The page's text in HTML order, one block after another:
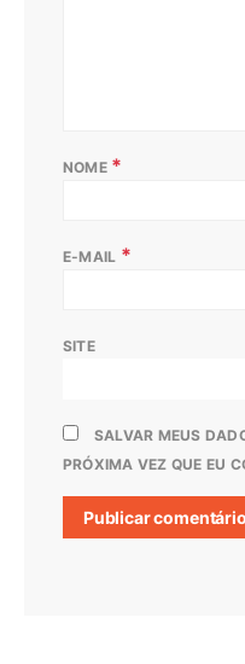
NOME *
E-MAIL *
SITE
SALVAR MEUS
PRÓXIMA VEZ QUE EU